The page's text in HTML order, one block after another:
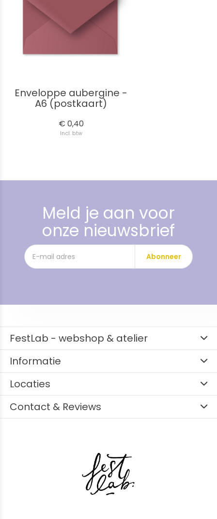
Enveloppe aubergine -
A6 (postkaart)
€ 0,40
Incl. btw
Meld je aan voor
onze nieuwsbrief
Abonneer
FestLab - webshop & atelier
Informatie
Locaties
Contact & Reviews